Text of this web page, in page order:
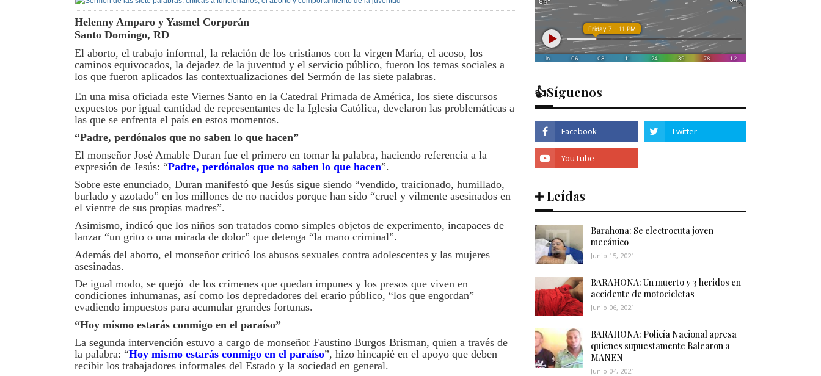
Helenny Amparo y Yasmel Corporán
Santo Domingo, RD
El aborto, el trabajo informal, la relación de los cristianos con la virgen María, el acoso, los
caminos equivocados, la dejadez de la juventud y el servicio público, fueron los temas sociales a
los que fueron aplicados las contextualizaciones del Sermón de las siete palabras.
En una misa oficiada este Viernes Santo en la Catedral Primada de América, los siete discursos
expuestos por igual cantidad de representantes de la Iglesia Católica, develaron las problemáticas a
las que se enfrenta el país en estos momentos.
“Padre, perdónalos que no saben lo que hacen”
El monseñor José Amable Duran fue el primero en tomar la palabra, haciendo referencia a la
expresión de Jesús: “Padre, perdónalos que no saben lo que hacen”.
Sobre este enunciado, Duran manifestó que Jesús sigue siendo “vendido, traicionado, humillado,
burlado y azotado” en los millones de no nacidos porque han sido “cruel y vilmente asesinados en
el vientre de sus propias madres”.
Asimismo, indicó que los niños son tratados como simples objetos de experimento, incapaces de
lanzar “un grito o una mirada de dolor” que detenga “la mano criminal”.
Además del aborto, el monseñor criticó los abusos sexuales contra adolescentes y las mujeres
asesinadas.
De igual modo, se quejó de los crímenes que quedan impunes y los presos que viven en
condiciones inhumanas, así como los depredadores del erario público, “los que engordan”
evadiendo impuestos para acumular grandes fortunas.
“Hoy mismo estarás conmigo en el paraíso”
La segunda intervención estuvo a cargo de monseñor Faustino Burgos Brisman, quien a través de
la palabra: “Hoy mismo estarás conmigo en el paraíso”, hizo hincapié en el apoyo que deben
recibir los trabajadores informales del Estado y la sociedad en general.
👍Síguenos
➕ Leídas
Barahona: Se electrocuta joven
mecánico
Junio 15, 2021
BARAHONA: Un muerto y 3 heridos en
accidente de motocicletas
Junio 06, 2021
BARAHONA: Policía Nacional apresa
quienes supuestamente Balearon a
MANEN
Junio 04, 2021